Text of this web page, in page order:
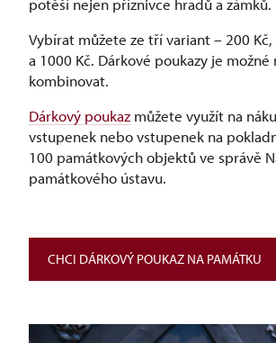
potěší nejen příznivce hradů a zámků.
Vybírat můžete ze tří variant –⁠ 200 Kč,
a 1000 Kč. Dárkové poukazy je možné
kombinovat.
Dárkový poukaz můžete využít na
vstupenek nebo vstupenek na
100 památkových objektů ve správě
památkového ústavu.
CHCI DÁRKOVÝ POUKAZ NA PAMÁTKU